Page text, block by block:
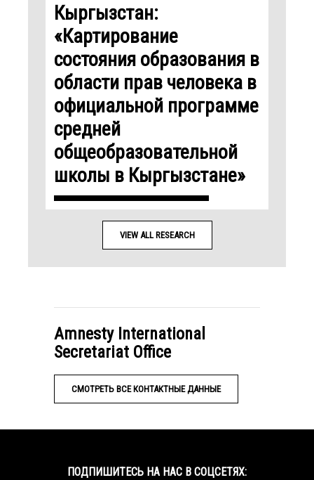
Кыргызстан:
«Картирование
состояния образования в
области прав человека в
официальной программе
средней
общеобразовательной
школы в Кыргызстане»
VIEW ALL RESEARCH
Amnesty International
Secretariat Office
СМОТРЕТЬ ВСЕ КОНТАКТНЫЕ ДАННЫЕ
ПОДПИШИТЕСЬ НА НАС В СОЦСЕТЯХ: